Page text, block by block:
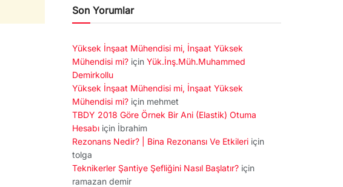
Son Yorumlar
Yüksek İnşaat Mühendisi mi, İnşaat Yüksek
Mühendisi mi? için Yük.İnş.Müh.Muhammed
Demirkollu
Yüksek İnşaat Mühendisi mi, İnşaat Yüksek
Mühendisi mi? için mehmet
TBDY 2018 Göre Örnek Bir Ani (Elastik) Otuma
Hesabı için İbrahim
Rezonans Nedir? | Bina Rezonansı Ve Etkileri için
tolga
Teknikerler Şantiye Şefliğini Nasıl Başlatır? için
ramazan demir